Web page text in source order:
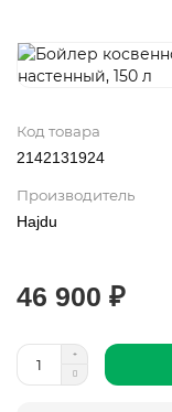
Код товара
2142131924
Производитель
Hajdu
46 900 ₽